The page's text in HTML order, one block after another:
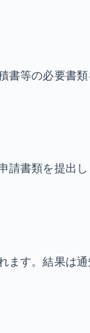
書等の必要書
請書類を提出し
ます。結果は通